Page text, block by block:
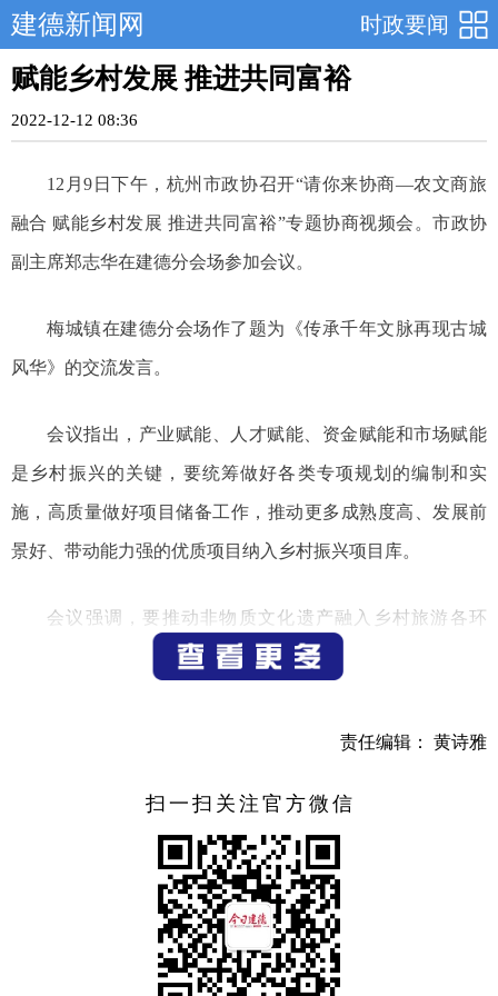
时政要闻
建德新闻网
赋能乡村发展 推进共同富裕
2022-12-12 08:36
12月9日下午，杭州市政协召开“请你来协商—农文商旅
融合 赋能乡村发展 推进共同富裕”专题协商视频会。市政协
副主席郑志华在建德分会场参加会议。
梅城镇在建德分会场作了题为《传承千年文脉再现古城
风华》的交流发言。
会议指出，产业赋能、人才赋能、资金赋能和市场赋能
是乡村振兴的关键，要统筹做好各类专项规划的编制和实
施，高质量做好项目储备工作，推动更多成熟度高、发展前
景好、带动能力强的优质项目纳入乡村振兴项目库。
会议强调，要推动非物质文化遗产融入乡村旅游各环
节，培育一批乡村非物质文化遗产旅游体验基地。要凝聚思
势群体在融合发展中的有效参与，推进实现共同富裕。
（记者 邵悦）
责任编辑： 黄诗雅
扫一扫关注官方微信